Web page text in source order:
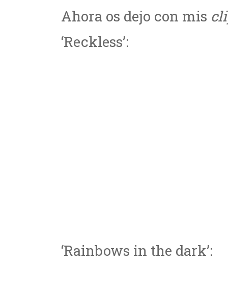
Ahora os dejo con mis
‘Reckless’:
‘Rainbows in the dark’: